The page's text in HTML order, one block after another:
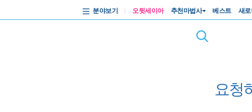
분야보기 오뒷세이아 추천마법사 베스트 새
요청